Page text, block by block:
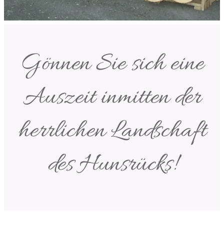
Gönnen Sie sich eine
Auszeit inmitten der
herrlichen Landschaft
des Hunsrücks!